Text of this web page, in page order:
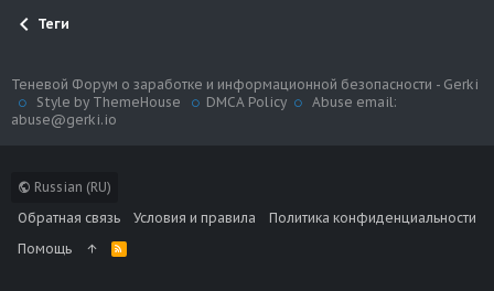
Теги
Russian (RU)
Обратная связь
Условия и правила
Политика конфиденциальности
Помощь
R
S
Теневой Форум о заработке и информационной безопасности - Gerki
Style by ThemeHouse
DMCA Policy
Abuse email:
abuse@gerki.io